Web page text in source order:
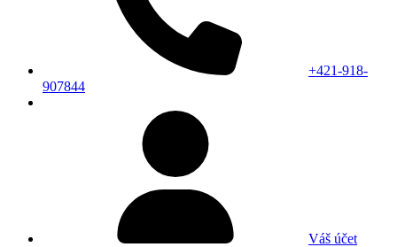
+421-918-
907844
Váš účet